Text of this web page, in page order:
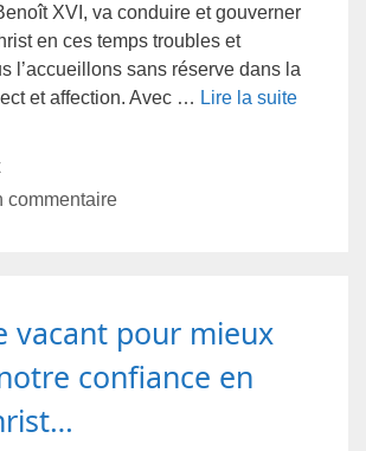
XVI, va conduire et gouverner
en ces temps troubles et
l’accueillons sans réserve dans la
et affection. Avec … Lire la suite
commentaire
vacant pour mieux
confiance en